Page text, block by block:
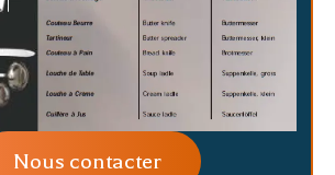
Nous contacter